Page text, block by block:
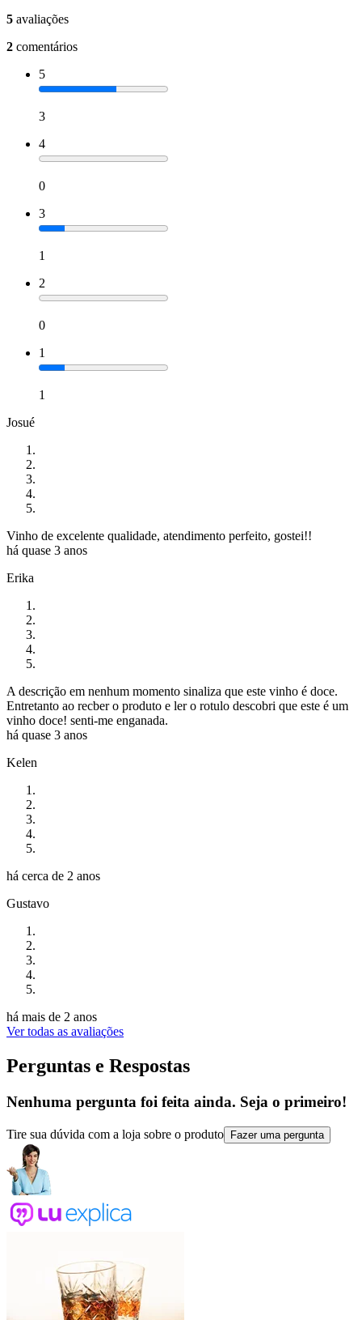
5 avaliações
2 comentários
5
3
4
0
3
1
2
0
1
1
Josué
Vinho de excelente qualidade, atendimento perfeito, gostei!!
há quase 3 anos
Erika
A descrição em nenhum momento sinaliza que este vinho é doce.
Entretanto ao recber o produto e ler o rotulo descobri que este é um
vinho doce! senti-me enganada.
há quase 3 anos
Kelen
há cerca de 2 anos
Gustavo
há mais de 2 anos
Ver todas as avaliações
Perguntas e Respostas
Nenhuma pergunta foi feita ainda. Seja o primeiro!
Tire sua dúvida com a loja sobre o produto Fazer uma pergunta